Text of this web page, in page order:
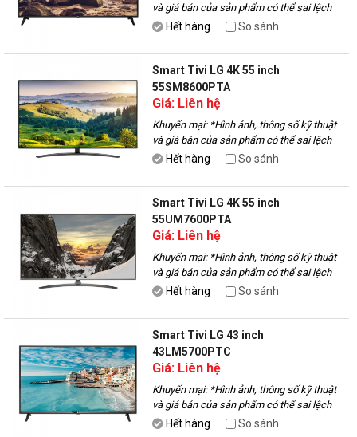
và giá bán của sản phẩm có thể sai lệch
với thực tế, vui lòng liên hệ với nhân viên
Hết hàng So sánh
Smart Tivi LG 4K 55 inch
55SM8600PTA
Giá: Liên hệ
Khuyến mại: *Hình ảnh, thông số kỹ thuật
và giá bán của sản phẩm có thể sai lệch
với thực tế, vui lòng liên hệ với nhân viên
Hết hàng So sánh
Smart Tivi LG 4K 55 inch
55UM7600PTA
Giá: Liên hệ
Khuyến mại: *Hình ảnh, thông số kỹ thuật
và giá bán của sản phẩm có thể sai lệch
với thực tế, vui lòng liên hệ với nhân viên
Hết hàng So sánh
Smart Tivi LG 43 inch
43LM5700PTC
Giá: Liên hệ
Khuyến mại: *Hình ảnh, thông số kỹ thuật
và giá bán của sản phẩm có thể sai lệch
với thực tế, vui lòng liên hệ với nhân viên
Hết hàng So sánh